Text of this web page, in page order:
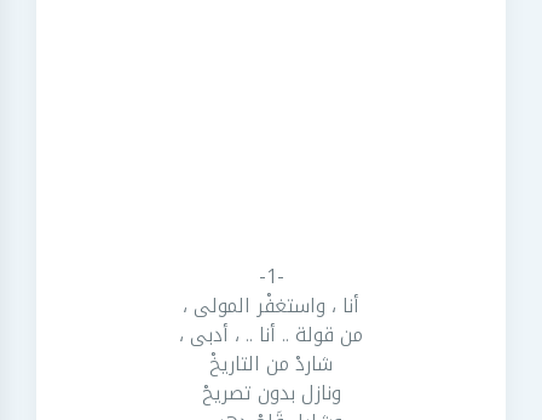
-1-
أنا ، واستغفْر المولى ،
من قولة .. أنا .. ، أدبى ،
شاردْ من التاريخْ
ونازل بدون تصريحْ